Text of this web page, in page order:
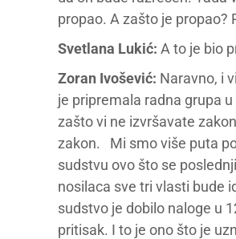
propao. A zašto je propao?
Svetlana Lukić: A to je bio
Zoran Ivošević: Naravno, i
je pripremala radna grupa
zašto vi ne izvršavate
zakon. Mi smo više puta
sudstvu ovo što se
nosilaca sve tri vlasti bude
sudstvo je dobilo naloge u
pritisak. I to je ono što je